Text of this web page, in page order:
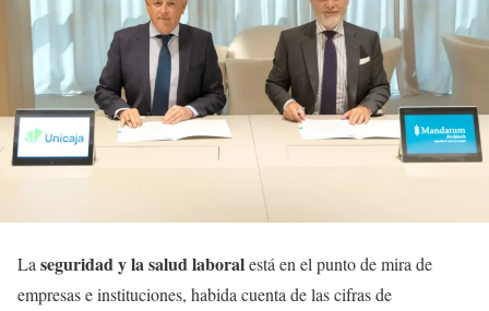
La seguridad y la salud laboralestá en el punto de mira de
empresas e instituciones, habida cuenta de las cifras de